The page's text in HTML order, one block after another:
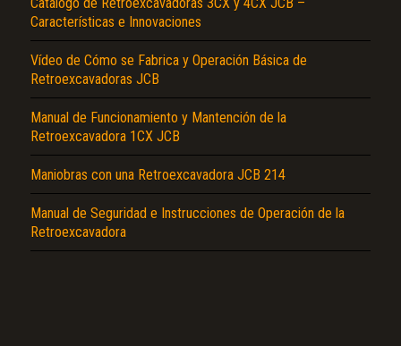
Características e Innovaciones
Vídeo de Cómo se Fabrica y Operación Básica de
Retroexcavadoras JCB
Manual de Funcionamiento y Mantención de la
Retroexcavadora 1CX JCB
Maniobras con una Retroexcavadora JCB 214
Manual de Seguridad e Instrucciones de Operación de la
Retroexcavadora
El Título es incorrecto según el contenido.
No carga o no se visualiza el contenido.
Reportar otro tipo de error...